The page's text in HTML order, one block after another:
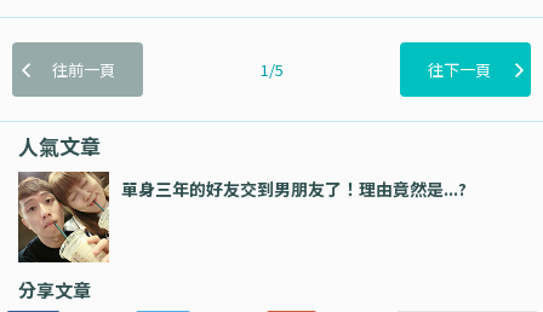
往前一頁 1/5 往下一頁
人氣文章
單身三年的好友交到男朋友了！理由竟然是...?
分享文章